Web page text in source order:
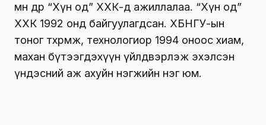
мөн өдөр “Хүн од” ХХК-д ажиллалаа. “Хүн од”
ХХК 1992 онд байгуулагдсан. ХБНГУ-ын
тоног төхөөрөмж, технологиор 1994 оноос хиам,
махан бүтээгдэхүүн үйлдвэрлэж эхэлсэн
үндэсний аж ахуйн нэгжийн нэг юм.